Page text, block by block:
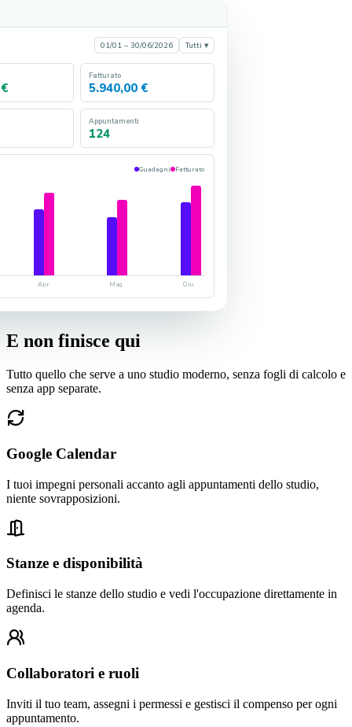
01/01 – 30/06/2026 Tutti ▾
Fatturato
5.940,00 €
Appuntamenti
124
Guadagni Fatturato
Apr Mag Giu
E non finisce qui
Tutto quello che serve a uno studio moderno, senza fogli di calcolo e
senza app separate.
Google Calendar
I tuoi impegni personali accanto agli appuntamenti dello studio,
niente sovrapposizioni.
Stanze e disponibilità
Definisci le stanze dello studio e vedi l'occupazione direttamente in
agenda.
Collaboratori e ruoli
Inviti il tuo team, assegni i permessi e gestisci il compenso per ogni
appuntamento.